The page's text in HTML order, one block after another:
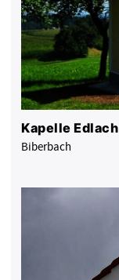
Kapelle Edlach
Biberbach